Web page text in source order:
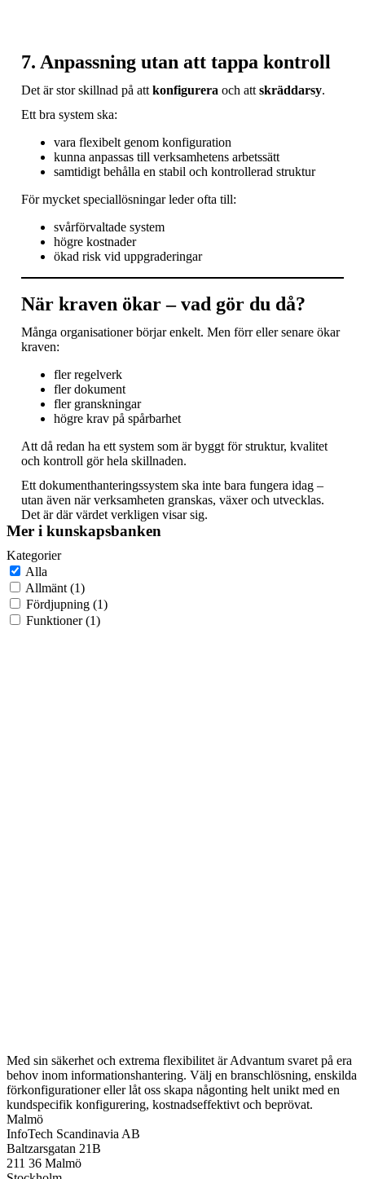
7. Anpassning utan att tappa kontroll
Det är stor skillnad på att konfigurera och att skräddarsy.
Ett bra system ska:
vara flexibelt genom konfiguration
kunna anpassas till verksamhetens arbetssätt
samtidigt behålla en stabil och kontrollerad struktur
För mycket speciallösningar leder ofta till:
svårförvaltade system
högre kostnader
ökad risk vid uppgraderingar
När kraven ökar – vad gör du då?
Många organisationer börjar enkelt. Men förr eller senare ökar
kraven:
fler regelverk
fler dokument
fler granskningar
högre krav på spårbarhet
Att då redan ha ett system som är byggt för struktur, kvalitet
och kontroll gör hela skillnaden.
Ett dokumenthanteringssystem ska inte bara fungera idag –
utan även när verksamheten granskas, växer och utvecklas.
Det är där värdet verkligen visar sig.
Mer i kunskapsbanken
Kategorier
Alla
Allmänt (1)
Fördjupning (1)
Funktioner (1)
Med sin säkerhet och extrema flexibilitet är Advantum svaret på era
behov inom informationshantering. Välj en branschlösning, enskilda
förkonfigurationer eller låt oss skapa någonting helt unikt med en
kundspecifik konfigurering, kostnadseffektivt och beprövat.
Malmö
InfoTech Scandinavia AB
Baltzarsgatan 21B
211 36 Malmö